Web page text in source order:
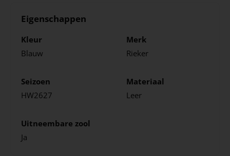
Eigenschappen
Kleur
Blauw
Merk
Rieker
Seizoen
HW2627
Materiaal
Leer
Uitneembare zool
Ja